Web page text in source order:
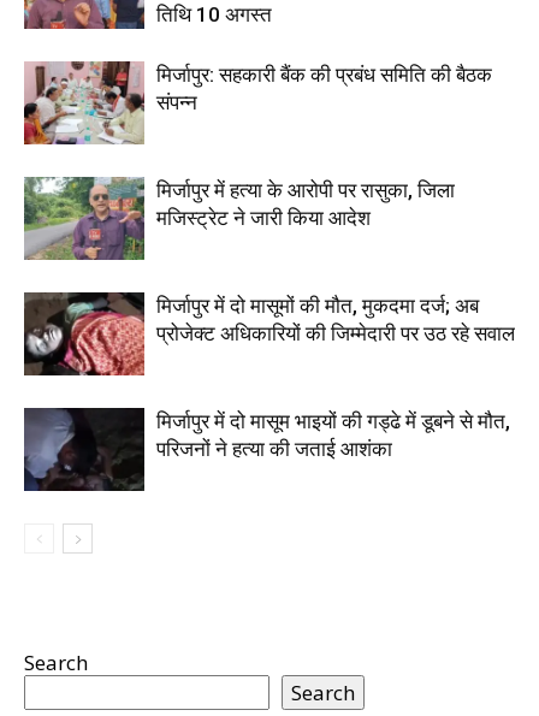
तिथि 10 अगस्त
मिर्जापुर: सहकारी बैंक की प्रबंध समिति की बैठक
संपन्न
मिर्जापुर में हत्या के आरोपी पर रासुका, जिला
मजिस्ट्रेट ने जारी किया आदेश
मिर्जापुर में दो मासूमों की मौत, मुकदमा दर्ज; अब
प्रोजेक्ट अधिकारियों की जिम्मेदारी पर उठ रहे सवाल
मिर्जापुर में दो मासूम भाइयों की गड्ढे में डूबने से मौत,
परिजनों ने हत्या की जताई आशंका
Search
Search